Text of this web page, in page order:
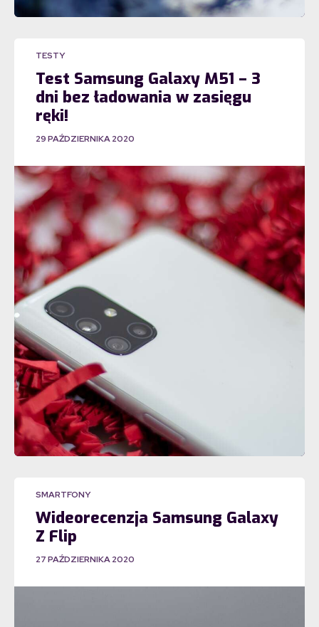
TESTY
Test Samsung Galaxy M51 – 3
dni bez ładowania w zasięgu
ręki!
29 PAŹDZIERNIKA 2020
SMARTFONY
Wideorecenzja Samsung Galaxy
Z Flip
27 PAŹDZIERNIKA 2020